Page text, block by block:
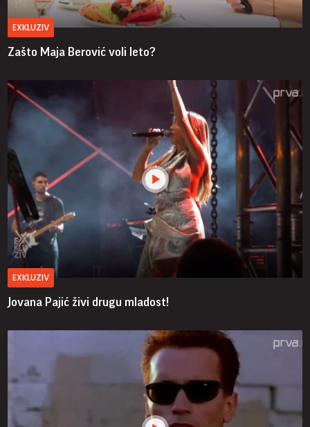
EXKLUZIV
Zašto Maja Berović voli leto?
EXKLUZIV
Jovana Pajić živi drugu mladost!